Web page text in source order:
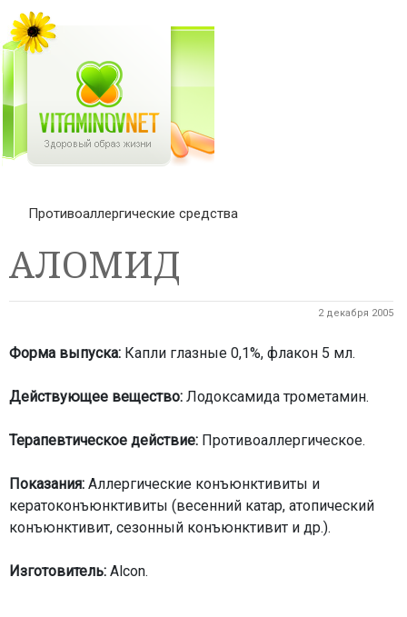
Противоаллергические средства
АЛОМИД
2 декабря 2005
Форма выпуска: Капли глазные 0,1%, флакон 5 мл.
Действующее вещество: Лодоксамида трометамин.
Терапевтическое действие: Противоаллергическое.
Показания: Аллергические конъюнктивиты и
кератоконъюнктивиты (весенний катар, атопический
конъюнктивит, сезонный конъюнктивит и др.).
Изготовитель: Alcon.